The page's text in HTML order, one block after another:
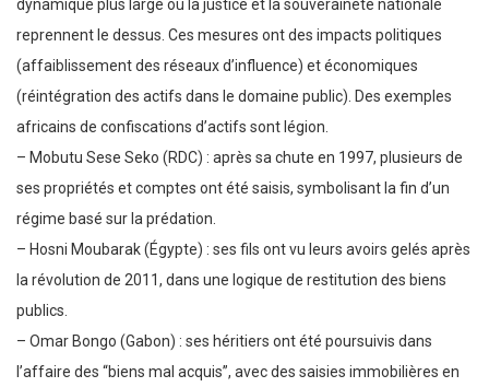
dynamique plus large où la justice et la souveraineté nationale
reprennent le dessus. Ces mesures ont des impacts politiques
(affaiblissement des réseaux d’influence) et économiques
(réintégration des actifs dans le domaine public). Des exemples
africains de confiscations d’actifs sont légion.
– Mobutu Sese Seko (RDC) : après sa chute en 1997, plusieurs de
ses propriétés et comptes ont été saisis, symbolisant la fin d’un
régime basé sur la prédation.
– Hosni Moubarak (Égypte) : ses fils ont vu leurs avoirs gelés après
la révolution de 2011, dans une logique de restitution des biens
publics.
– Omar Bongo (Gabon) : ses héritiers ont été poursuivis dans
l’affaire des “biens mal acquis”, avec des saisies immobilières en